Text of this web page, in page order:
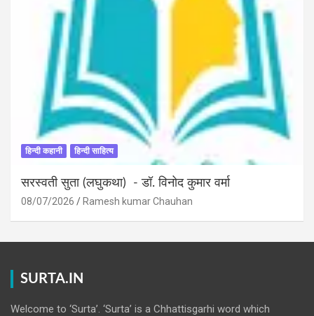
हिन्दी कहानी हिन्दी साहित्य
सरस्वती सुता (लघुकथा) ​- डॉ. विनोद कुमार वर्मा
08/07/2026 Ramesh kumar Chauhan
SURTA.IN
Welcome to ‘Surta’. ‘Surta’ is a Chhattisgarhi word which